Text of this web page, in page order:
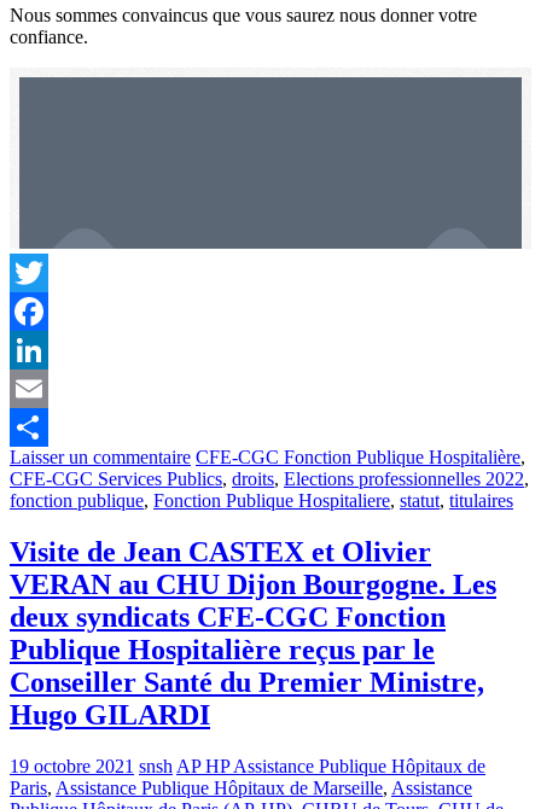
Nous sommes convaincus que vous saurez nous donner votre
confiance.
Twitter
Facebook
LinkedIn
Email
Partager
Laisser un commentaire CFE-CGC Fonction Publique Hospitalière,
CFE-CGC Services Publics, droits, Elections professionnelles 2022,
fonction publique, Fonction Publique Hospitaliere, statut, titulaires
Visite de Jean CASTEX et Olivier
VERAN au CHU Dijon Bourgogne. Les
deux syndicats CFE-CGC Fonction
Publique Hospitalière reçus par le
Conseiller Santé du Premier Ministre,
Hugo GILARDI
19 octobre 2021 snsh AP HP Assistance Publique Hôpitaux de
Paris, Assistance Publique Hôpitaux de Marseille, Assistance